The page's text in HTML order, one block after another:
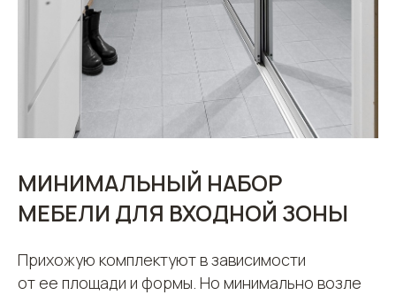
МИНИМАЛЬНЫЙ НАБОР
МЕБЕЛИ ДЛЯ ВХОДНОЙ ЗОНЫ
Прихожую комплектуют в зависимости
от ее площади и формы. Но минимально возле